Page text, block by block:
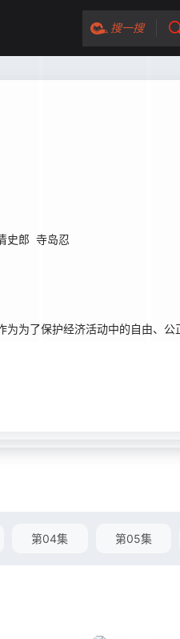
搜一搜
史郎 寺岛忍
为了保护经济活动中的自由、
第04集 第05集